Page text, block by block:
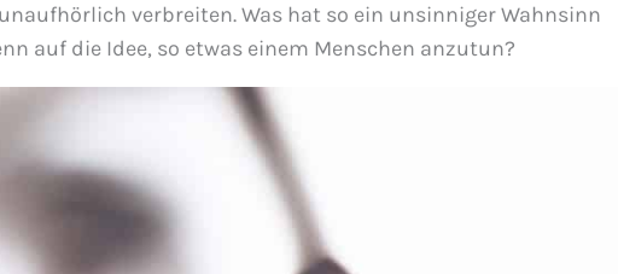
verbreiten. Was hat so ein unsinniger Wahnsinn
auf die Idee, so etwas einem Menschen anzutun?